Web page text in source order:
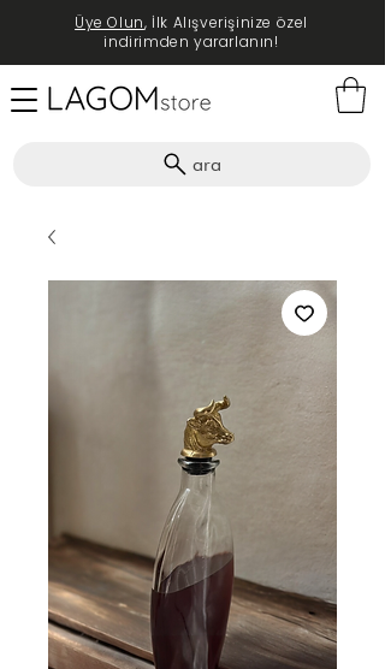
ara
Üye Olun, İlk Alışverişinize özel
indirimden yararlanın!